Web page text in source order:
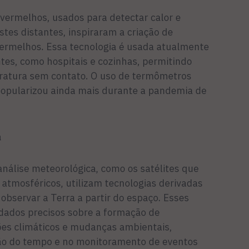
usados para detectar calor e
distantes, inspiraram a criação de
Essa tecnologia é usada atualmente
como hospitais e cozinhas, permitindo
sem contato. O uso de termômetros
ainda mais durante a pandemia de
meteorológica, como os satélites que
utilizam tecnologias derivadas
a Terra a partir do espaço. Esses
precisos sobre a formação de
climáticos e mudanças ambientais,
do tempo e no monitoramento de eventos